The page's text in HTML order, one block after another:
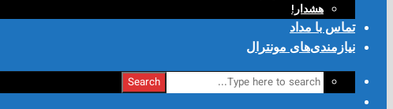
هشدار!
تماس با مداد
نیازمندی‌های مونترال
Search